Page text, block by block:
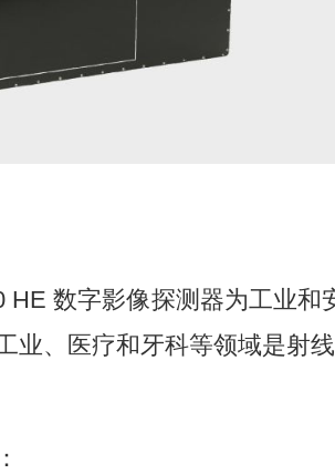
HE 数字影像探测器为工业
业、医疗和牙科等领域是射线